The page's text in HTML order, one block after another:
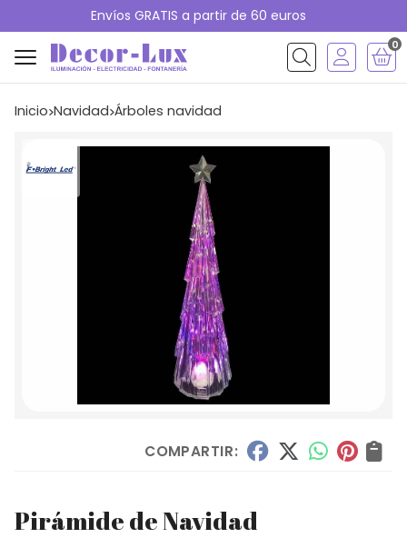
Envíos GRATIS a partir de 60 euros
Buscar
0
Inicio navidad árboles navidad
COMPARTIR:
Pirámide de Navidad